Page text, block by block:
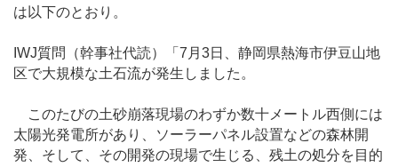
は以下のとおり。
IWJ質問（幹事社代読）「7月3日、静岡県熱海市伊豆山地
区で大規模な土石流が発生しました。
このたびの土砂崩落現場のわずか数十メートル西側には
太陽光発電所があり、ソーラーパネル設置などの森林開
発、そして、その開発の現場で生じる、残土の処分を目的